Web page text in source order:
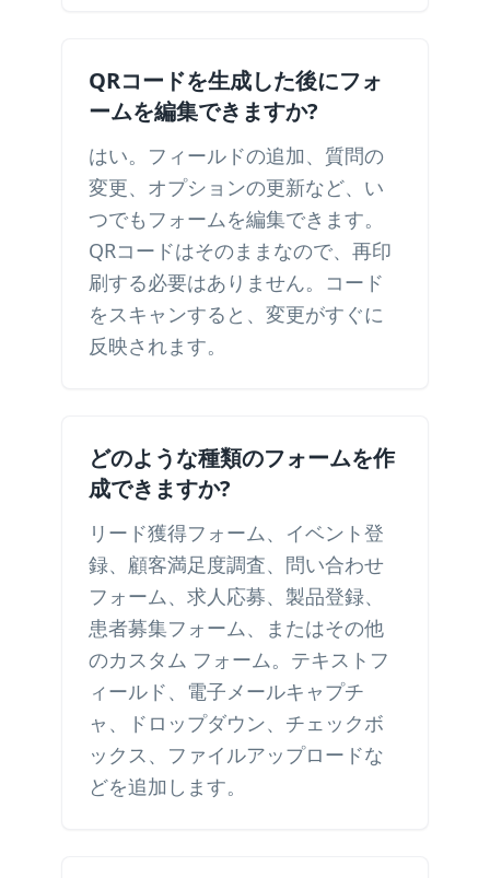
QRコードを生成した後にフォ
ームを編集できますか?
はい。フィールドの追加、質問の
変更、オプションの更新など、い
つでもフォームを編集できます。
QRコードはそのままなので、再印
刷する必要はありません。コード
をスキャンすると、変更がすぐに
反映されます。
どのような種類のフォームを作
成できますか?
リード獲得フォーム、イベント登
録、顧客満足度調査、問い合わせ
フォーム、求人応募、製品登録、
患者募集フォーム、またはその他
のカスタム フォーム。テキストフ
ィールド、電子メールキャプチ
ャ、ドロップダウン、チェックボ
ックス、ファイルアップロードな
どを追加します。